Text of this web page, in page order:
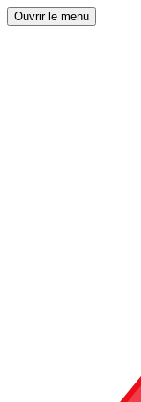
Ouvrir le menu